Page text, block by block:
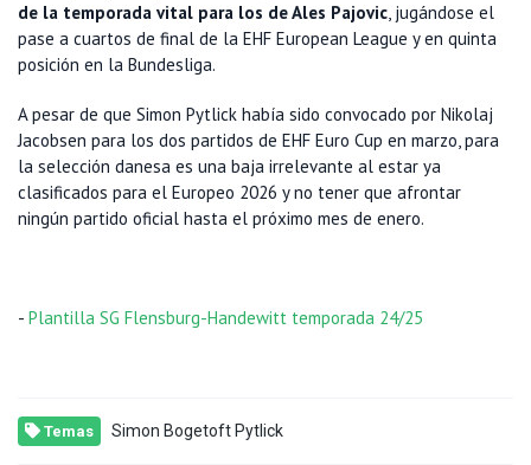
de la temporada vital para los de Ales Pajovic, jugándose el
pase a cuartos de final de la EHF European League y en quinta
posición en la Bundesliga.
A pesar de que Simon Pytlick había sido convocado por Nikolaj
Jacobsen para los dos partidos de EHF Euro Cup en marzo, para
la selección danesa es una baja irrelevante al estar ya
clasificados para el Europeo 2026 y no tener que afrontar
ningún partido oficial hasta el próximo mes de enero.
- Plantilla SG Flensburg-Handewitt temporada 24/25
Temas Simon Bogetoft Pytlick